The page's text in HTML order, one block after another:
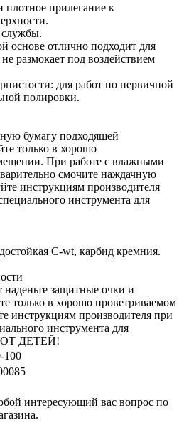
плотное прилегание к
службы.
основе отлично подходит для
размокает под воздействием
для работ по первичной
полировки.
бумагу подходящей
только в хорошо
При работе с влажными
смочите наждачную
инструкциям производителя
инструмента для
С-wt, карбид кремния.
наденьте защитные очки и
только в хорошо проветриваемом
инструкциям производителя при
инструмента для
ОТ ДЕТЕЙ!
100
интересующий вас вопрос по